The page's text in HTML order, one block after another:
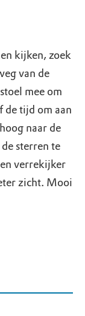
kijken, zoek
van de
mee om
de tijd om aan
naar de
sterren te
verrekijker
zicht. Mooi